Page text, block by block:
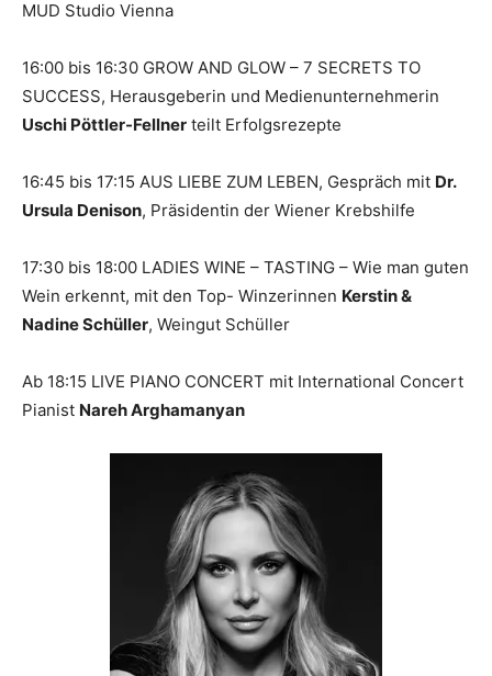
MUD Studio Vienna
16:00 bis 16:30 GROW AND GLOW – 7 SECRETS TO
SUCCESS, Herausgeberin und Medienunternehmerin
Uschi Pöttler-Fellner teilt Erfolgsrezepte
16:45 bis 17:15 AUS LIEBE ZUM LEBEN, Gespräch mit Dr.
Ursula Denison, Präsidentin der Wiener Krebshilfe
17:30 bis 18:00 LADIES WINE – TASTING – Wie man guten
Wein erkennt, mit den Top- Winzerinnen Kerstin &
Nadine Schüller, Weingut Schüller
Ab 18:15 LIVE PIANO CONCERT mit International Concert
Pianist Nareh Arghamanyan